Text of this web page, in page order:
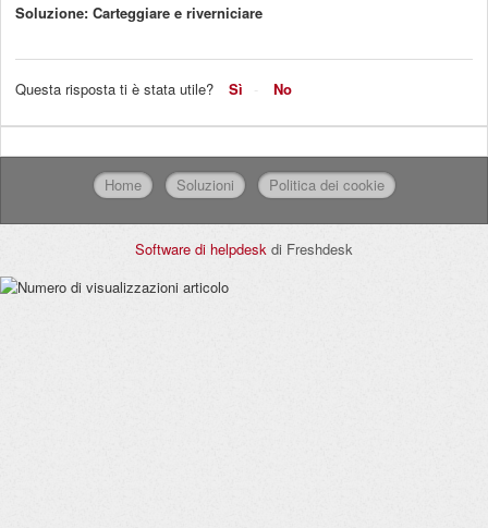
Soluzione: Carteggiare e riverniciare
Questa risposta ti è stata utile? Sì No
Home Soluzioni Politica dei cookie
Software di helpdesk di Freshdesk